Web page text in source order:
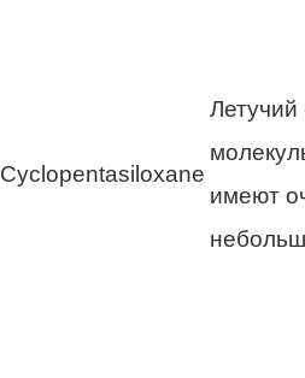
Cyclopentasiloxane
Летучий
имеют